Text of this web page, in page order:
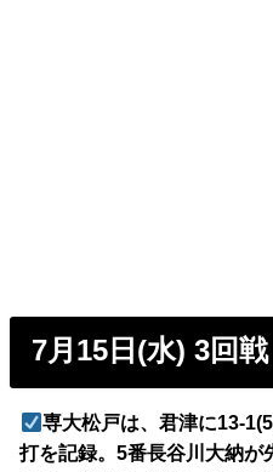
7月15日(水) 3回戦
専大松戸は、君津に13-
打を記録。5番長谷川大納が